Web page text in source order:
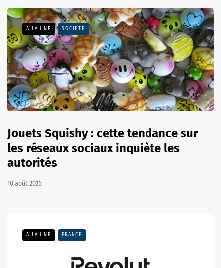
A LA UNE SOCIÉTÉ
Jouets Squishy : cette tendance sur
les réseaux sociaux inquiète les
autorités
10 août 2026
A LA UNE FRANCE